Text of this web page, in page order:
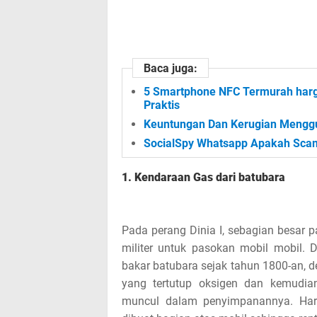
Baca juga:
5 Smartphone NFC Termurah
Praktis
Keuntungan Dan Kerugian
SocialSpy Whatsapp Apakah
1. Kendaraan Gas dari batubara
Pada perang Dinia I, sebagian besar
militer untuk pasokan mobil mobil.
bakar batubara sejak tahun 1800-an,
yang tertutup oksigen dan
muncul dalam penyimpanannya.